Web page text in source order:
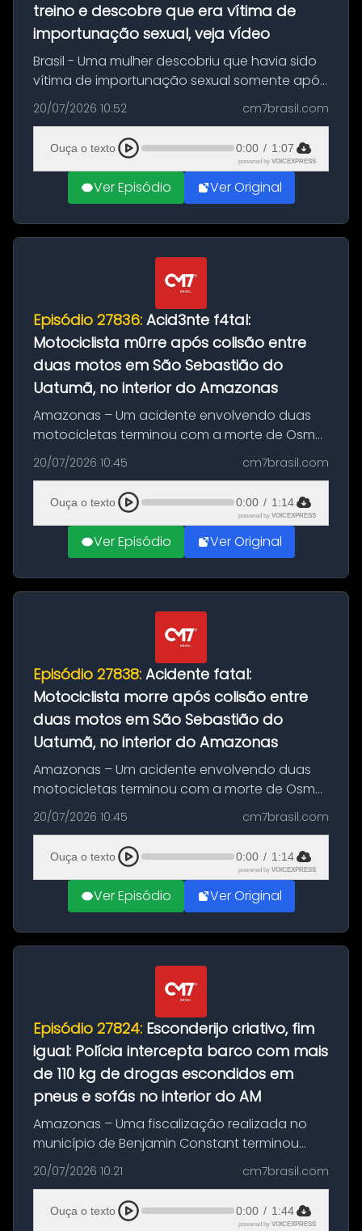
treino e descobre que era vítima de
importunação sexual, veja vídeo
Brasil - Uma mulher descobriu que havia sido
vítima de importunação sexual somente após
assistir a um vídeo que gravou enquanto
treinava na academia de um condomínio em
Feira de Santana, na Bahia. O c...
20/07/2026 10:52 cm7brasil.com
Ouça o texto 0:00 / 1:07
powered by VOICEXPRESS
Ver Episódio Ver Original
Episódio 27836: Acid3nte f4tal:
Motociclista m0rre após colisão entre
duas motos em São Sebastião do
Uatumã, no interior do Amazonas
Amazonas – Um acidente envolvendo duas
motocicletas terminou com a morte de Osmar
Figueiredo de Souza, de 38 anos, no município
de São Sebastião do Uatumã, no interior do
Amazonas. A colisão ocorreu n...
20/07/2026 10:45 cm7brasil.com
Ouça o texto 0:00 / 1:14
powered by VOICEXPRESS
Ver Episódio Ver Original
Episódio 27838: Acidente fatal:
Motociclista morre após colisão entre
duas motos em São Sebastião do
Uatumã, no interior do Amazonas
Amazonas – Um acidente envolvendo duas
motocicletas terminou com a morte de Osmar
Figueiredo de Souza, de 38 anos, no município
de São Sebastião do Uatumã, no interior do
Amazonas. A colisão ocorreu n...
20/07/2026 10:45 cm7brasil.com
Ouça o texto 0:00 / 1:14
powered by VOICEXPRESS
Ver Episódio Ver Original
Episódio 27824: Esconderijo criativo, fim
igual: Polícia intercepta barco com mais
de 110 kg de drogas escondidos em
pneus e sofás no interior do AM
Amazonas – Uma fiscalização realizada no
município de Benjamin Constant terminou
com a apreensão de aproximadamente 115
quilos de entorpecentes em uma
embarcação atracada no porto da cidade. O
materia...
20/07/2026 10:21 cm7brasil.com
Ouça o texto 0:00 / 1:44
powered by VOICEXPRESS